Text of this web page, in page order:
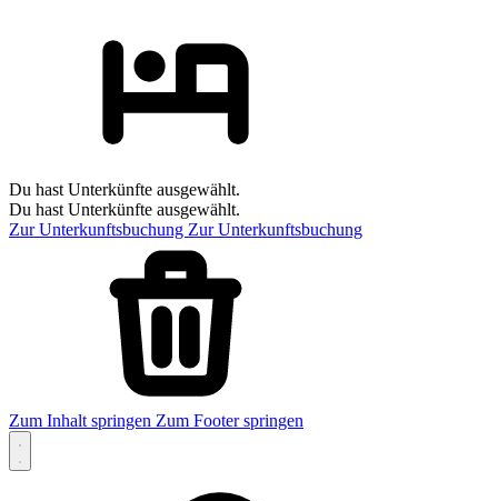
Du hast Unterkünfte ausgewählt.
Du hast Unterkünfte ausgewählt.
Zur Unterkunftsbuchung Zur Unterkunftsbuchung
Zum Inhalt springen Zum Footer springen